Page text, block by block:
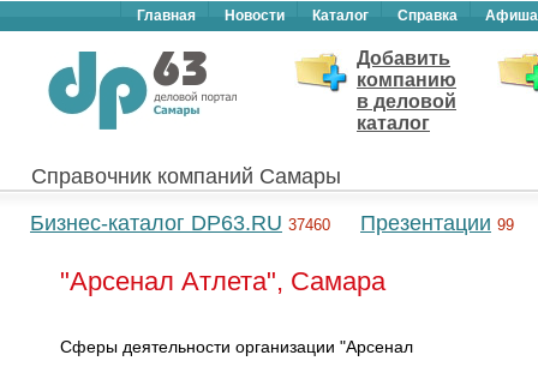
Главная Новости Каталог Справка Афиша
Добавить
компанию
в деловой
каталог
Справочник компаний Самары
Бизнес-каталог DP63.RU 37460 Презентации 99
"Арсенал Атлета", Самара
Сферы деятельности организации "Арсенал